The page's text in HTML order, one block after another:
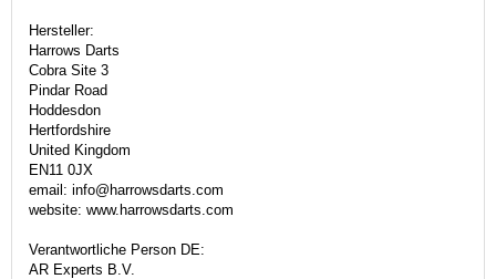
Hersteller:
Harrows Darts
Cobra Site 3
Pindar Road
Hoddesdon
Hertfordshire
United Kingdom
EN11 0JX
email: info@harrowsdarts.com
website: www.harrowsdarts.com
Verantwortliche Person DE:
AR Experts B.V.